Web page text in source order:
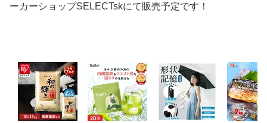
ーカーショップSELECTskにて販売予定です！